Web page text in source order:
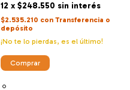
12 x $248.550 sin interés
$2.535.210 con Transferencia o
depósito
¡No te lo pierdas, es el último!
Comprar